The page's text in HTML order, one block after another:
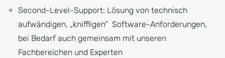
Second-Level-Support: Lösung von technisch
aufwändigen, „kniffligen” Software-Anforderungen,
bei Bedarf auch gemeinsam mit unseren
Fachbereichen und Experten